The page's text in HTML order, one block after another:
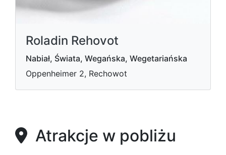
Roladin Rehovot
Nabiał, Świata, Wegańska, Wegetariańska
Oppenheimer 2, Rechowot
Atrakcje w pobliżu